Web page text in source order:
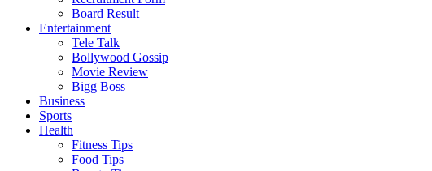
Board Result
Entertainment
Tele Talk
Bollywood Gossip
Movie Review
Bigg Boss
Business
Sports
Health
Fitness Tips
Food Tips